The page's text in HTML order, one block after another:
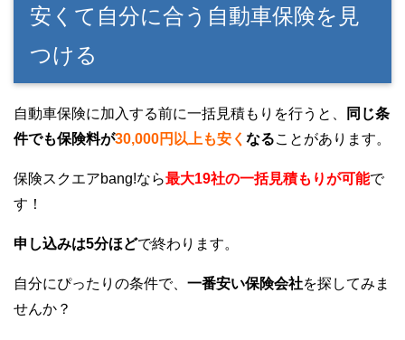
安くて自分に合う自動車保険を見
つける
自動車保険に加入する前に一括見積もりを行うと、
同じ条
件でも保険料が30,000円以上も安く なることがあります。
保険スクエアbang!なら最大19社の一括見積もりが可能で
す！
申し込みは5分ほどで終わります。
自分にぴったりの条件で、 一番安い保険会社を探してみま
せんか？